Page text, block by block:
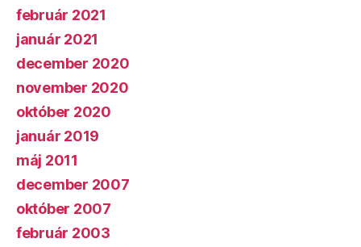
február 2021
január 2021
december 2020
november 2020
október 2020
január 2019
máj 2011
december 2007
október 2007
február 2003